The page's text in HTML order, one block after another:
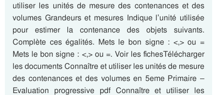
utiliser les unités de mesure des contenances et des
volumes Grandeurs et mesures Indique l’unité utilisée
pour estimer la contenance des objets suivants.
Complète ces égalités. Mets le bon signe : <,> ou =
Mets le bon signe : <,> ou =. Voir les fichesTélécharger
les documents Connaître et utiliser les unités de mesure
des contenances et des volumes en 5eme Primaire –
Evaluation progressive pdf Connaître et utiliser les